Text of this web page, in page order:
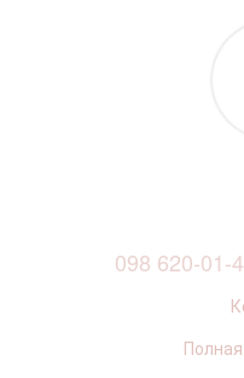
098 620-01-